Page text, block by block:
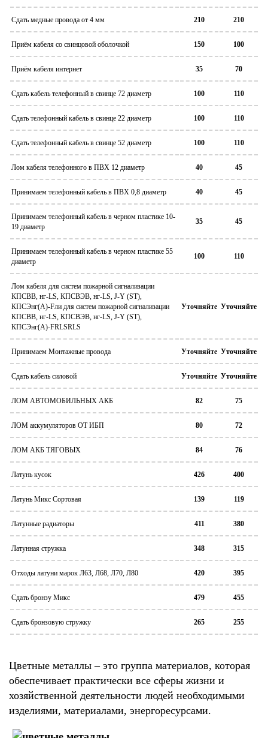
Сдать медные провода от 4 мм 210 210
Приём кабеля со свинцовой оболочкой 150 100
Приём кабеля интернет 35 70
Сдать кабель телефонный в свинце 72 диаметр 100 110
Сдать телефонный кабель в свинце 22 диаметр 100 110
Сдать телефонный кабель в свинце 52 диаметр 100 110
Лом кабеля телефонного в ПВХ 12 диаметр 40 45
Принимаем телефонный кабель в ПВХ 0,8 диаметр 40 45
Принимаем телефонный кабель в черном пластике 10-
19 диаметр
35 45
Принимаем телефонный кабель в черном пластике 55
диаметр
100 110
Лом кабеля для систем пожарной сигнализации
КПСВВ, нг-LS, КПСВЭВ, нг-LS, J-Y (ST),
КПСЭнг(А)-Fли для систем пожарной сигнализации
КПСВВ, нг-LS, КПСВЭВ, нг-LS, J-Y (ST),
КПСЭнг(А)-FRLSRLS
Уточняйте Уточняйте
Принимаем Монтажные провода Уточняйте Уточняйте
Сдать кабель силовой Уточняйте Уточняйте
ЛОМ АВТОМОБИЛЬНЫХ АКБ 82 75
ЛОМ аккумуляторов ОТ ИБП 80 72
ЛОМ АКБ ТЯГОВЫХ 84 76
Латунь кусок 426 400
Латунь Микс Сортовая 139 119
Латунные радиаторы 411 380
Латунная стружка 348 315
Отходы латуни марок Л63, Л68, Л70, Л80 420 395
Сдать бронзу Микс 479 455
Сдать бронзовую стружку 265 255
Цветные металлы – это группа материалов, которая
обеспечивает практически все сферы жизни и
хозяйственной деятельности людей необходимыми
изделиями, материалами, энергоресурсами.